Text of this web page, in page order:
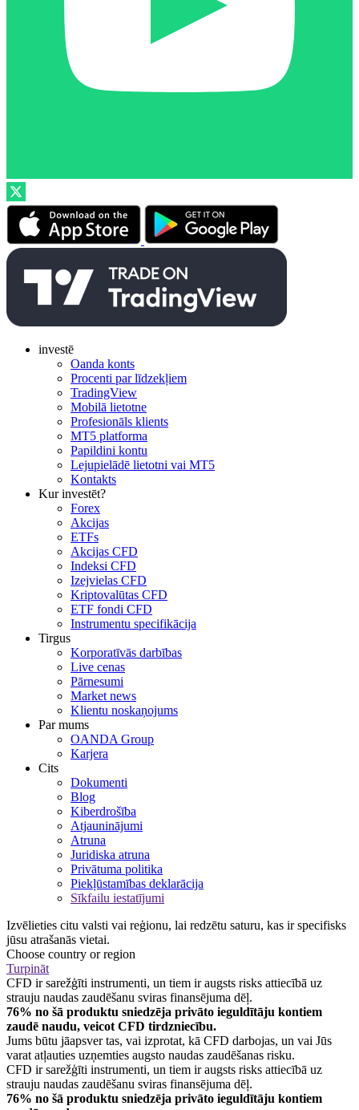
investē
Oanda konts
Procenti par līdzekļiem
TradingView
Mobilā lietotne
Profesionāls klients
MT5 platforma
Papildini kontu
Lejupielādē lietotni vai MT5
Kontakts
Kur investēt?
Forex
Akcijas
ETFs
Akcijas CFD
Indeksi CFD
Izejvielas CFD
Kriptovalūtas CFD
ETF fondi CFD
Instrumentu specifikācija
Tirgus
Korporatīvās darbības
Live cenas
Pārnesumi
Market news
Klientu noskaņojums
Par mums
OANDA Group
Karjera
Cits
Dokumenti
Blog
Kiberdrošība
Atjauninājumi
Atruna
Juridiska atruna
Privātuma politika
Piekļūstamības deklarācija
Sīkfailu iestatījumi
Izvēlieties citu valsti vai reģionu, lai redzētu saturu, kas ir specifisks
jūsu atrašanās vietai.
Choose country or region
Turpināt
CFD ir sarežģīti instrumenti, un tiem ir augsts risks attiecībā uz
strauju naudas zaudēšanu sviras finansējuma dēļ.
76% no šā produktu sniedzēja privāto ieguldītāju kontiem
zaudē naudu, veicot CFD tirdzniecību.
Jums būtu jāapsver tas, vai izprotat, kā CFD darbojas, un vai Jūs
varat atļauties uzņemties augsto naudas zaudēšanas risku.
CFD ir sarežģīti instrumenti, un tiem ir augsts risks attiecībā uz
strauju naudas zaudēšanu sviras finansējuma dēļ.
76% no šā produktu sniedzēja privāto ieguldītāju kontiem